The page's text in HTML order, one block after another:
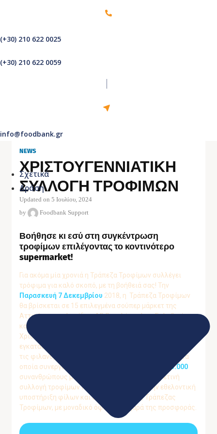
(+30) 210 622 0025
(+30) 210 622 0059
info@foodbank.gr
Σχετικά
Δράση
NEWS
ΧΡΙΣΤΟΥΓΕΝΝΙΑΤΙΚΗ
ΣΥΛΛΟΓΗ ΤΡΟΦΙΜΩΝ
Updated on 5 Ιουλίου, 2024
by
Foodbank Support
Βοήθησε κι εσύ στη συγκέντρωση
τροφίμων επιλέγοντας το κοντινότερο
supermarket!
Για ακόμα μία χρονιά η Τράπεζα Τροφίμων συλλέγει
τρόφιμα για καλό σκοπό, με τη βοήθειά σας! Την
Παρασκευή 7 Δεκεμβρίου 2018, η Τράπεζα Τροφίμων
θα βρίσκεται σε 15 επιλεγμένα σούπερ μάρκετ της
Αττικής, των αλυσίδων ΑΒ Βασιλόπουλος, Σκλαβενίτης
και My Market για να συλλέξει τρόφιμα για τα
Χριστούγεννα.
εγκαταστάσεις μας στο Κρυονέρι και θα διατεθούν από
τις φιλανθρωπικές οργανώσεις
και τα ιδρύματα με τα
οποία συνεργαζόμαστε σε περισσότερους από
33.000
συνανθρώπους μας.
Όπως κάθε χρόνο και η φετινή
συλλογή τροφίμων πραγματοποιείται με την εθελοντική
υποστήριξη φίλων και συνεργατών της Τράπεζας
Τροφίμων, με μοναδικό όφελος τη χαρά της προσφοράς.